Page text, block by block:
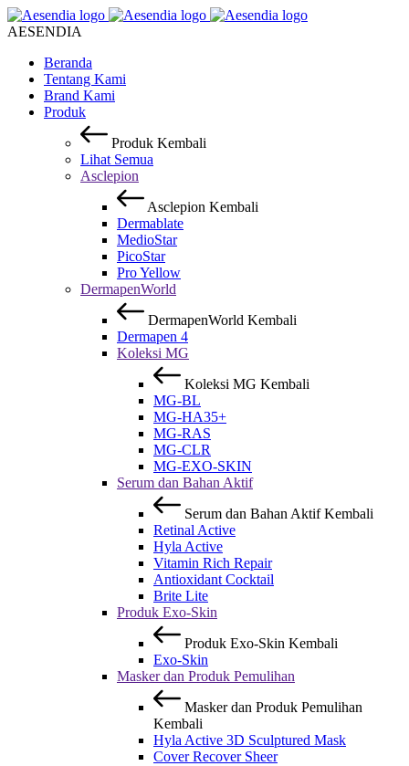
AESENDIA
Beranda
Tentang Kami
Brand Kami
Produk
Produk Kembali
Lihat Semua
Asclepion
Asclepion Kembali
Dermablate
MedioStar
PicoStar
Pro Yellow
DermapenWorld
DermapenWorld Kembali
Dermapen 4
Koleksi MG
Koleksi MG Kembali
MG-BL
MG-HA35+
MG-RAS
MG-CLR
MG-EXO-SKIN
Serum dan Bahan Aktif
Serum dan Bahan Aktif Kembali
Retinal Active
Hyla Active
Vitamin Rich Repair
Antioxidant Cocktail
Brite Lite
Produk Exo-Skin
Produk Exo-Skin Kembali
Exo-Skin
Masker dan Produk Pemulihan
Masker dan Produk Pemulihan
Kembali
Hyla Active 3D Sculptured Mask
Cover Recover Sheer